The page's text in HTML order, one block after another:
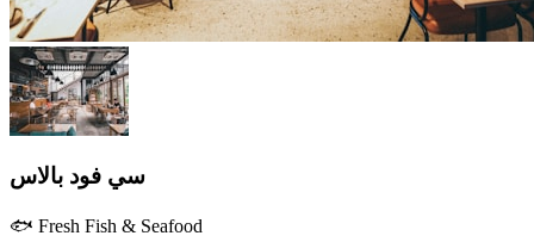
سي فود بالاس
🐟 Fresh Fish & Seafood